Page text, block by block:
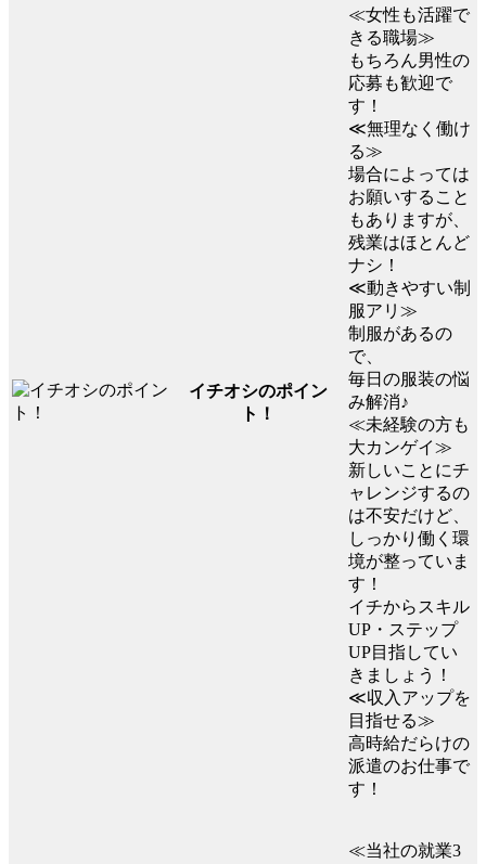
イチオシのポイン
ト！
≪女性も活躍で
きる職場≫
もちろん男性の
応募も歓迎で
す！
≪無理なく働け
る≫
場合によっては
お願いすること
もありますが、
残業はほとんど
ナシ！
≪動きやすい制
服アリ≫
制服があるの
で、
毎日の服装の悩
み解消♪
≪未経験の方も
大カンゲイ≫
新しいことにチ
ャレンジするの
は不安だけど、
しっかり働く環
境が整っていま
す！
イチからスキル
UP・ステップ
UP目指してい
きましょう！
≪収入アップを
目指せる≫
高時給だらけの
派遣のお仕事で
す！
≪当社の就業3